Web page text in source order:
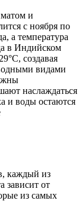
и
с ноября по
а температура
в Индийском
создавая
видами
наслаждаться
и воды остаются
каждый из
зависит от
из самых